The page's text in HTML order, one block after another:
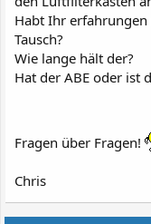
Habt Ihr
Tausch?
Wie lange hält der?
Hat der ABE oder ist
Fragen über Fragen!
Chris